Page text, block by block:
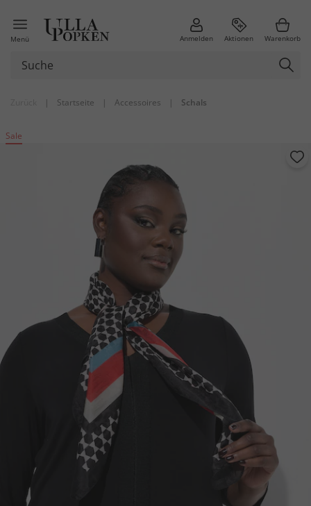
Menü Anmelden Aktionen Warenkorb
| Startseite | Accessoires | Schals
Sale